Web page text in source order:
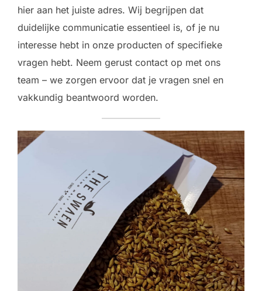
hier aan het juiste adres. Wij begrijpen dat
duidelijke communicatie essentieel is, of je nu
interesse hebt in onze producten of specifieke
vragen hebt. Neem gerust contact op met ons
team – we zorgen ervoor dat je vragen snel en
vakkundig beantwoord worden.